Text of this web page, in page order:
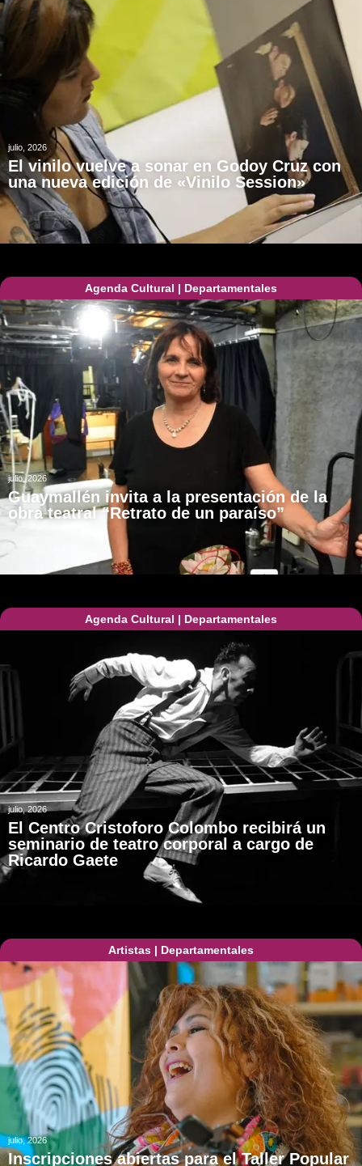
julio, 2026
El vinilo vuelve a sonar en Godoy Cruz con
una nueva edición de «Vinilo Session»
Agenda Cultural | Departamentales
julio, 2026
Guaymallén invita a la presentación de la
obra teatral “Retrato de un paraíso”
Agenda Cultural | Departamentales
julio, 2026
El Centro Cristoforo Colombo recibirá un
seminario de teatro corporal a cargo de
Ricardo Gaete
Artistas | Departamentales
julio, 2026
Inscripciones abiertas para el Taller Popular